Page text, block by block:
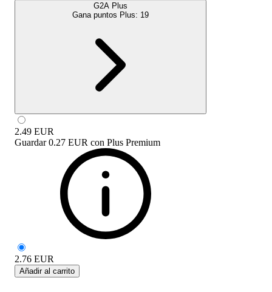
G2A Plus
Gana puntos Plus: 19
2.49 EUR
Guardar 0.27 EUR con Plus Premium
2.76 EUR
Añadir al carrito